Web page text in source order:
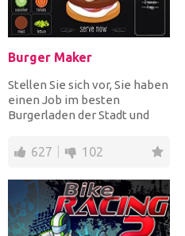
Burger Maker
Stellen Sie sich vor, Sie haben
einen Job im besten
Burgerladen der Stadt und
627 102